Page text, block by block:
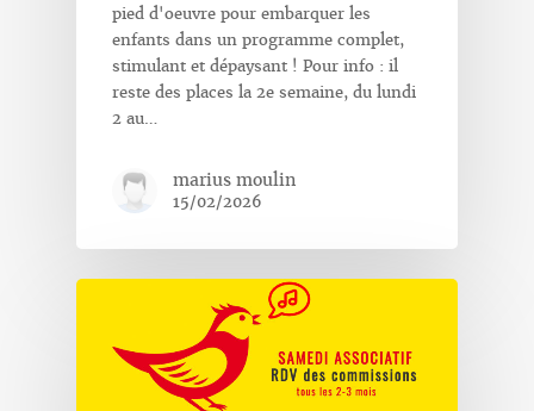
pied d'oeuvre pour embarquer les
enfants dans un programme complet,
stimulant et dépaysant ! Pour info : il
reste des places la 2e semaine, du lundi
2 au…
marius moulin
15/02/2026